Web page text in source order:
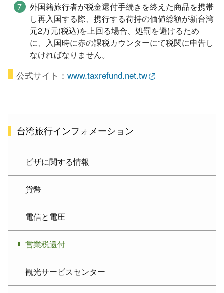
外国籍旅行者が税金還付手続きを終えた商品を携帯
し再入国する際、携行する荷持の価値総額が新台湾
元2万元(税込)を上回る場合、処罰を避けるため
に、入国時に赤の課税カウンターにて税関に申告し
なければなりません。
公式サイト： www.taxrefund.net.tw
台湾旅行インフォメーション
ビザに関する情報
貨幣
電信と電圧
営業税還付
観光サービスセンター